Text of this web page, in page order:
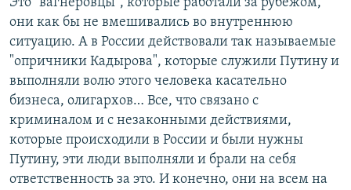
они как бы не вмешивались во внутреннюю
ситуацию. А в России действовали так называемые
"опричники Кадырова", которые служили Путину и
выполняли волю этого человека касательно
бизнеса, олигархов… Все, что связано с
криминалом и с незаконными действиями,
которые происходили в России и были нужны
Путину, эти люди выполняли и брали на себя
ответственность за это. И конечно, они на всем на